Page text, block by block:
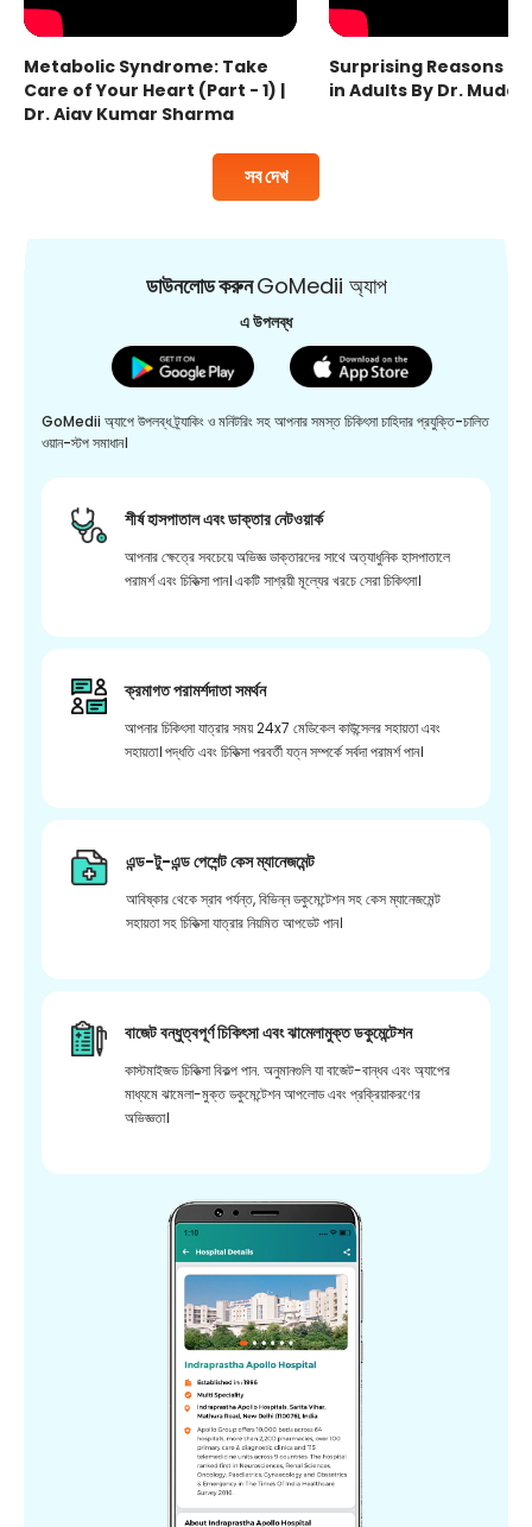
সব দেখ
Metabolic Syndrome: Take
Care of Your Heart (Part - 1) |
Dr. Ajay Kumar Sharma
Surprising Reasons
in Adults By Dr.
ডাউনলোড করুনGoMedii অ্যাপ
এ উপলব্ধ
GoMedii অ্যাপে উপলব্ধ ট্র্যাকিং ও মনিটরিং সহ আপনার সমস্ত চিকিৎসা চাহিদার প্রযুক্তি-চালিত
ওয়ান-স্টপ সমাধান।
শীর্ষ হাসপাতাল এবং ডাক্তার নেটওয়ার্ক
আপনার ক্ষেত্রে সবচেয়ে অভিজ্ঞ ডাক্তারদের সাথে অত্যাধুনিক হাসপাতালে
পরামর্শ এবং চিকিত্সা পান। একটি সাশ্রয়ী মূল্যের খরচে সেরা চিকিৎসা।
ক্রমাগত পরামর্শদাতা সমর্থন
আপনার চিকিৎসা যাত্রার সময় 24x7 মেডিকেল কাউন্সেলর সহায়তা এবং
সহায়তা। পদ্ধতি এবং চিকিত্সা পরবর্তী যত্ন সম্পর্কে সর্বদা পরামর্শ পান।
এন্ড-টু-এন্ড পেশেন্ট কেস ম্যানেজমেন্ট
আবিষ্কার থেকে স্রাব পর্যন্ত, বিভিন্ন ডকুমেন্টেশন সহ কেস ম্যানেজমেন্ট
সহায়তা সহ চিকিত্সা যাত্রার নিয়মিত আপডেট পান।
বাজেট বন্ধুত্বপূর্ণ চিকিৎসা এবং ঝামেলামুক্ত ডকুমেন্টেশন
কাস্টমাইজড চিকিত্সা বিকল্প পান. অনুমানগুলি যা বাজেট-বান্ধব এবং অ্যাপের
মাধ্যমে ঝামেলা-মুক্ত ডকুমেন্টেশন আপলোড এবং প্রক্রিয়াকরণের
অভিজ্ঞতা।